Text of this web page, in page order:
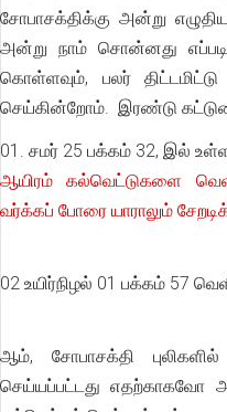
சோபாசக்திக்கு அன்று
அன்று நாம் சொன்னது
கொள்ளவும், பலர் திட்டமிட்டு
செய்கின்றோம். இரண்டு
01. சமர் 25 பக்கம் 32, இல்
ஆயிரம் கல்வெட்டுகளை
வர்க்கப் போரை யாராலும்
02 உயிர்நிழல் 01 பக்கம் 57
ஆம், சோபாசக்தி
செய்யப்பட்டது எதற்காகவோ